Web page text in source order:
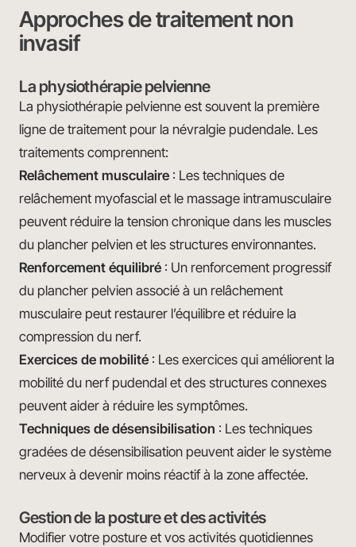
Approches de traitement non
invasif
La physiothérapie pelvienne
La physiothérapie pelvienne est souvent la première
ligne de traitement pour la névralgie pudendale. Les
traitements comprennent:
Relâchement musculaire : Les techniques de
relâchement myofascial et le massage intramusculaire
peuvent réduire la tension chronique dans les muscles
du plancher pelvien et les structures environnantes.
Renforcement équilibré : Un renforcement progressif
du plancher pelvien associé à un relâchement
musculaire peut restaurer l’équilibre et réduire la
compression du nerf.
Exercices de mobilité : Les exercices qui améliorent la
mobilité du nerf pudendal et des structures connexes
peuvent aider à réduire les symptômes.
Techniques de désensibilisation : Les techniques
gradées de désensibilisation peuvent aider le système
nerveux à devenir moins réactif à la zone affectée.
Gestion de la posture et des activités
Modifier votre posture et vos activités quotidiennes